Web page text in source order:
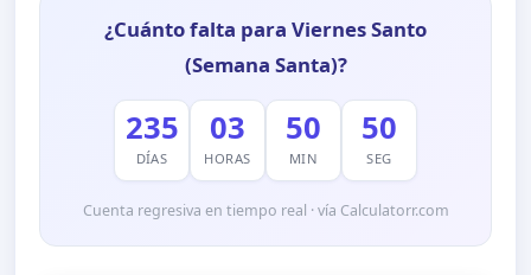
¿Cuánto falta para Viernes Santo
(Semana Santa)?
235
DÍAS
03
HORAS
50
MIN
49
SEG
Cuenta regresiva en tiempo real · vía Calculatorr.com